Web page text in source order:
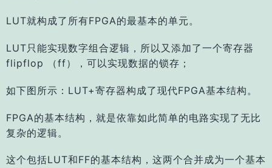
LUT就构成了所有FPGA的最基本的单元。
LUT只能实现数字组合逻辑，所以又添加了一个寄存器
flipflop （ff），可以实现数据的锁存；
如下图所示：LUT+寄存器构成了现代FPGA基本结构。
FPGA的基本结构，就是依靠如此简单的电路实现了无比
复杂的逻辑。
这个包括LUT和FF的基本结构，这两个合并成为一个基本